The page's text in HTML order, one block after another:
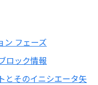
ン フェーズ
ロック情報
とそのイニシエータ矢